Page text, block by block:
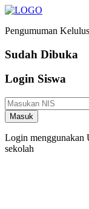
Pengumuman
Sudah Dibuka
Login Siswa
Masuk
Login menggunakan
sekolah